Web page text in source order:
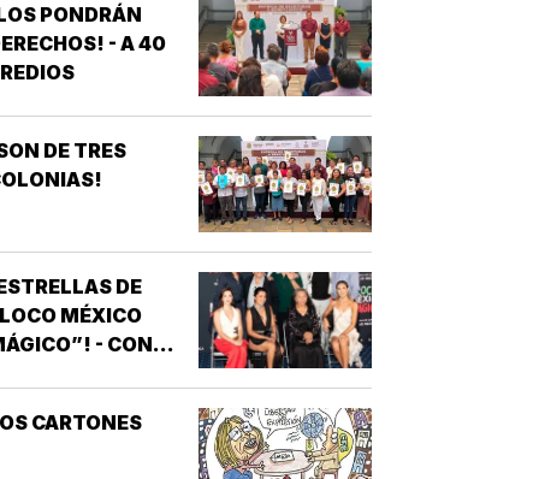
PONDRÁN
- A 40
DE TRES
DE
MÉXICO
- CON
CARTONES